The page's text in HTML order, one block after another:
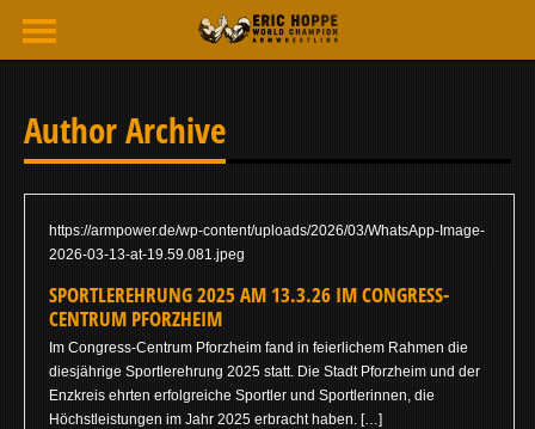
Author Archive
https://armpower.de/wp-content/uploads/2026/03/WhatsApp-Image-
2026-03-13-at-19.59.081.jpeg
SPORTLEREHRUNG 2025 AM 13.3.26 IM CONGRESS-
CENTRUM PFORZHEIM
Im Congress-Centrum Pforzheim fand in feierlichem Rahmen die
diesjährige Sportlerehrung 2025 statt. Die Stadt Pforzheim und der
Enzkreis ehrten erfolgreiche Sportler und Sportlerinnen, die
Höchstleistungen im Jahr 2025 erbracht haben. […]